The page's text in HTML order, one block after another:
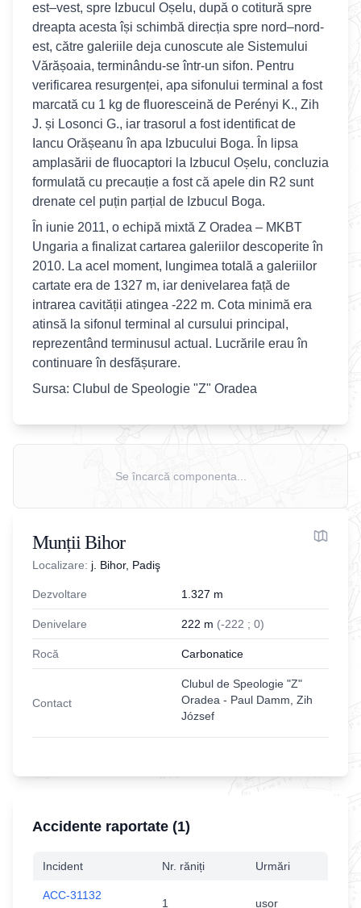
est–vest, spre Izbucul Oșelu, după o cotitură spre
dreapta acesta își schimbă direcția spre nord–nord-
est, către galeriile deja cunoscute ale Sistemului
Vărășoaia, terminându-se într-un sifon. Pentru
verificarea resurgenței, apa sifonului terminal a fost
marcată cu 1 kg de fluoresceină de Perényi K., Zih
J. și Losonci G., iar trasorul a fost identificat de
Iancu Orășeanu în apa Izbucului Boga. În lipsa
amplasării de fluocaptori la Izbucul Oșelu, concluzia
formulată cu precauție a fost că apele din R2 sunt
drenate cel puțin parțial de Izbucul Boga.
În iunie 2011, o echipă mixtă Z Oradea – MKBT
Ungaria a finalizat cartarea galeriilor descoperite în
2010. La acel moment, lungimea totală a galeriilor
cartate era de 1327 m, iar denivelarea față de
intrarea cavității atingea -222 m. Cota minimă era
atinsă la sifonul terminal al cursului principal,
reprezentând terminusul actual. Lucrările erau în
continuare în desfășurare.
Sursa: Clubul de Speologie "Z" Oradea
Se încarcă componenta...
Munții Bihor
Localizare: j. Bihor, Padiş
Dezvoltare 1.327 m
Denivelare 222 m (-222 ; 0)
Rocă Carbonatice
Contact
Clubul de Speologie "Z"
Oradea - Paul Damm, Zih
József
Accidente raportate (1)
Incident Nr. răniți Urmări
ACC-31132
1 usor